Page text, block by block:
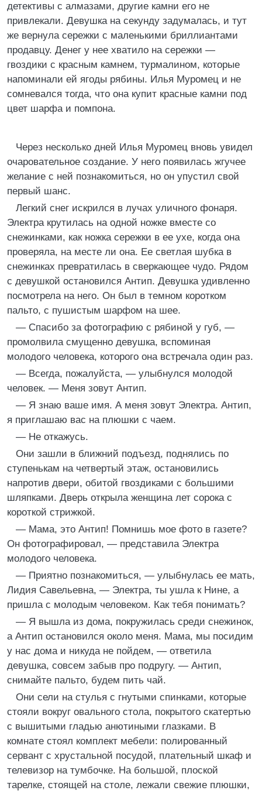
детективы с алмазами, другие камни его не
привлекали. Девушка на секунду задумалась, и тут
же вернула сережки с маленькими бриллиантами
продавцу. Денег у нее хватило на сережки —
гвоздики с красным камнем, турмалином, которые
напоминали ей ягоды рябины. Илья Муромец и не
сомневался тогда, что она купит красные камни под
цвет шарфа и помпона.
Через несколько дней Илья Муромец вновь увидел
очаровательное создание. У него появилась жгучее
желание с ней познакомиться, но он упустил свой
первый шанс.
Легкий снег искрился в лучах уличного фонаря.
Электра крутилась на одной ножке вместе со
снежинками, как ножка сережки в ее ухе, когда она
проверяла, на месте ли она. Ее светлая шубка в
снежинках превратилась в сверкающее чудо. Рядом
с девушкой остановился Антип. Девушка удивленно
посмотрела на него. Он был в темном коротком
пальто, с пушистым шарфом на шее.
— Спасибо за фотографию с рябиной у губ, —
промолвила смущенно девушка, вспоминая
молодого человека, которого она встречала один раз.
— Всегда, пожалуйста, — улыбнулся молодой
человек. — Меня зовут Антип.
— Я знаю ваше имя. А меня зовут Электра. Антип,
я приглашаю вас на плюшки с чаем.
— Не откажусь.
Они зашли в ближний подъезд, поднялись по
ступенькам на четвертый этаж, остановились
напротив двери, обитой гвоздиками с большими
шляпками. Дверь открыла женщина лет сорока с
короткой стрижкой.
— Мама, это Антип! Помнишь мое фото в газете?
Он фотографировал, — представила Электра
молодого человека.
— Приятно познакомиться, — улыбнулась ее мать,
Лидия Савельевна, — Электра, ты ушла к Нине, а
пришла с молодым человеком. Как тебя понимать?
— Я вышла из дома, покружилась среди снежинок,
а Антип остановился около меня. Мама, мы посидим
у нас дома и никуда не пойдем, — ответила
девушка, совсем забыв про подругу. — Антип,
снимайте пальто, будем пить чай.
Они сели на стулья с гнутыми спинками, которые
стояли вокруг овального стола, покрытого скатертью
с вышитыми гладью анютиными глазками. В
комнате стоял комплект мебели: полированный
сервант с хрустальной посудой, плательный шкаф и
телевизор на тумбочке. На большой, плоской
тарелке, стоящей на столе, лежали свежие плюшки,